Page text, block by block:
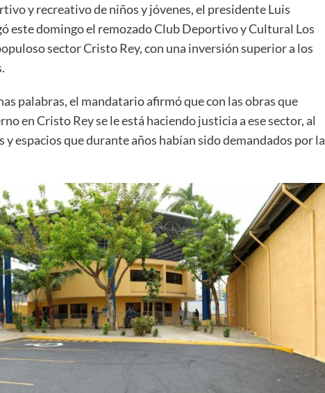
y recreativo de niños y jóvenes, el presidente Luis
este domingo el remozado Club Deportivo y Cultural Los
sector Cristo Rey, con una inversión superior a los
palabras, el mandatario afirmó que con las obras que
en Cristo Rey se le está haciendo justicia a ese sector, al
y espacios que durante años habían sido demandados por la